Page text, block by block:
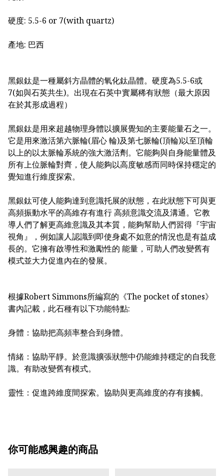
硬度: 5.5-6 or 7(with quartz)
產地: 巴西
黑銀鈦是一種屬斜方晶體的氧化鈦晶體。硬度為5.5-6或
7(如與石英共生)。出現在石英中實屬稀有狀態（最大原因
在於其形成過程）
黑銀鈦是用來超越物理身體以擴展覺知的主要能量石之一。
它是用來激活第六脈輪(眉心 輪)及第七脈輪(頂輪)以至頂輪
以上的以太脈輪系統的強大激活劑。它能夠與自身能量體及
所有上位脈輪對齊，使人能夠以高度敏感而同時保持穩定的
覺知進行維度探索。
黑銀鈦可使人能夠達到意識托展的狀態，在此狀態下可與更
高頻振動水平的高維存有進行 高頻意識交流及溝通。它教
導人們了解更高維意識及其本質，能夠幫助人們習得『宇宙
視角』，例如讓人認識到即使身處不如意的情況也是有益成
長的。它擁有啟導性和激勵性的 能量，可助人們改變舊有
模式並大力促進內在的發展。
根據Robert Simmons所編寫的《The pocket of stones》
書內記載，此石種有以下功能特點:
身體：協助把高頻率整合到身體。
情緒：協助平靜。於意識擴張狀態中仍能維持穩定的自我意
識。有助改變舊有模式。
靈性：促進跨維度間探索。協助與更高維度的存有接觸。
你可能感興趣的商品